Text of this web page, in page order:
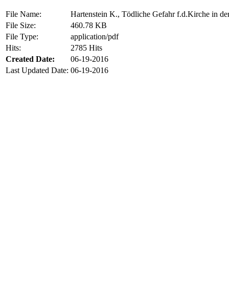
File Name:
Hartenstein K., Tödliche Gefahr f.d.Kirche in
File Size:
460.78 KB
File Type:
application/pdf
Hits:
2785 Hits
Created Date:
06-19-2016
Last Updated Date: 06-19-2016